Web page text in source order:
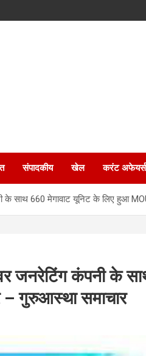
संपादकीय खेल करंट अफेयर्स
के साथ 660 मेगावाट यूनिट के लिए हुआ
जनरेटिंग कंपनी के
गुरुआस्था समाचार